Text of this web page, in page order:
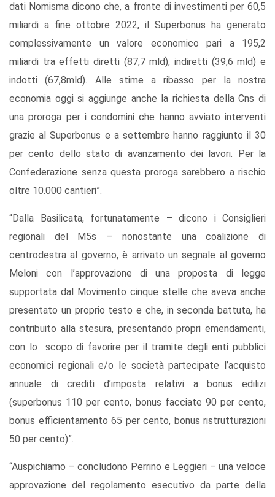
dati Nomisma dicono che, a fronte di investimenti per 60,5
miliardi a fine ottobre 2022, il Superbonus ha generato
complessivamente un valore economico pari a 195,2
miliardi tra effetti diretti (87,7 mld), indiretti (39,6 mld) e
indotti (67,8mld). Alle stime a ribasso per la nostra
economia oggi si aggiunge anche la richiesta della Cns di
una proroga per i condomini che hanno avviato interventi
grazie al Superbonus e a settembre hanno raggiunto il 30
per cento dello stato di avanzamento dei lavori. Per la
Confederazione senza questa proroga sarebbero a rischio
oltre 10.000 cantieri”.
“Dalla Basilicata, fortunatamente – dicono i Consiglieri
regionali del M5s – nonostante una coalizione di
centrodestra al governo, è arrivato un segnale al governo
Meloni con l’approvazione di una proposta di legge
supportata dal Movimento cinque stelle che aveva anche
presentato un proprio testo e che, in seconda battuta, ha
contribuito alla stesura, presentando propri emendamenti,
con lo scopo di favorire per il tramite degli enti pubblici
economici regionali e/o le società partecipate l’acquisto
annuale di crediti d’imposta relativi a bonus edilizi
(superbonus 110 per cento, bonus facciate 90 per cento,
bonus efficientamento 65 per cento, bonus ristrutturazioni
50 per cento)”.
“Auspichiamo – concludono Perrino e Leggieri – una veloce
approvazione del regolamento esecutivo da parte della